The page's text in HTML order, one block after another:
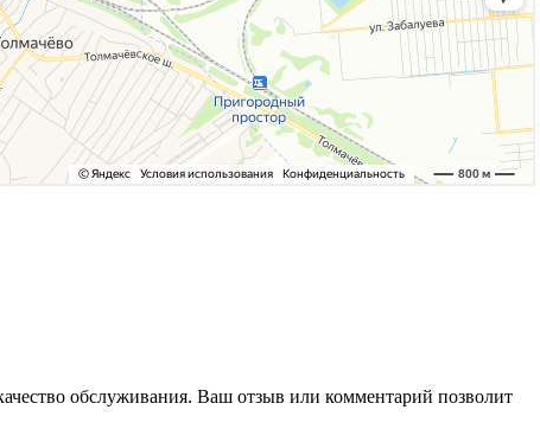
обслуживания. Ваш отзыв или комментарий позволит